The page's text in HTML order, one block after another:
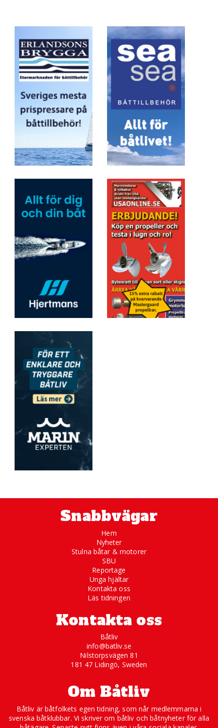
Snabbvägar
Hem
Nyheter
Stulna båtar & motorer
SBU
Reportage
Unga hjältar
Kontakta oss
Läs tidningen
Kontakta oss
Båtliv
info@batliv.se
Nilstorpsvägen 81
181 47 Lidingö, Sweden
Om Båtliv
Båtliv är båtfolkets egen tidning, som når medlemmarna i
svenska båtklubbar. Vi skriver om båtliv och båtnyheter för alla